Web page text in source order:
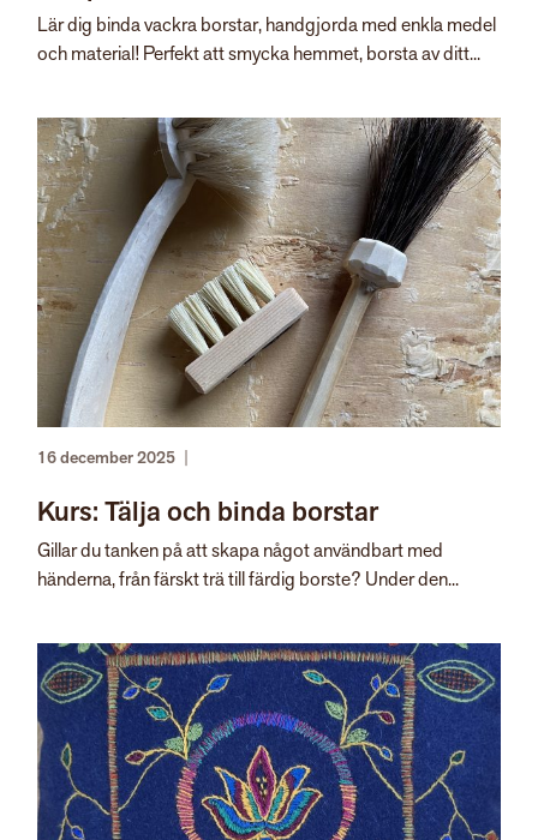
Lär dig binda vackra borstar, handgjorda med enkla medel
och material! Perfekt att smycka hemmet, borsta av ditt...
16 december 2025
Kurs: Tälja och binda borstar
Gillar du tanken på att skapa något användbart med
händerna, från färskt trä till färdig borste? Under den...